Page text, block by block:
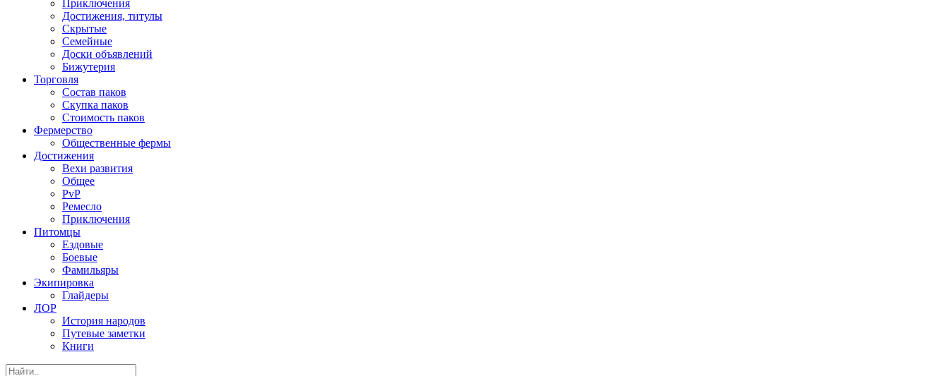
Приключения
Достижения, титулы
Скрытые
Семейные
Доски объявлений
Бижутерия
Торговля
Состав паков
Скупка паков
Стоимость паков
Фермерство
Общественные фермы
Достижения
Вехи развития
Общее
PvP
Ремесло
Приключения
Питомцы
Ездовые
Боевые
Фамильяры
Экипировка
Глайдеры
ЛОР
История народов
Путевые заметки
Книги